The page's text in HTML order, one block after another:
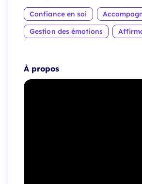
Confiance en soi
Gestion des émotions
À propos